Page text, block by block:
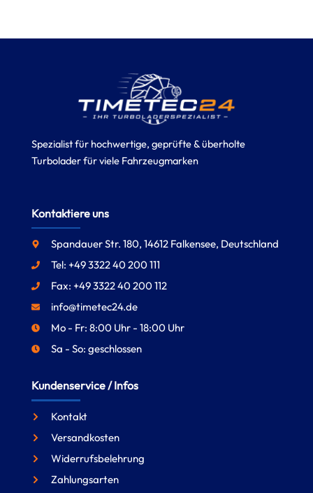
Spezialist für hochwertige, geprüfte & überholte
Turbolader für viele Fahrzeugmarken
Kontaktiere uns
Spandauer Str. 180, 14612 Falkensee, Deutschland
Tel: +49 3322 40 200 111
Fax: +49 3322 40 200 112
info@timetec24.de
Mo - Fr: 8:00 Uhr - 18:00 Uhr
Sa - So: geschlossen
Kundenservice / Infos
Kontakt
Versandkosten
Widerrufsbelehrung
Zahlungsarten